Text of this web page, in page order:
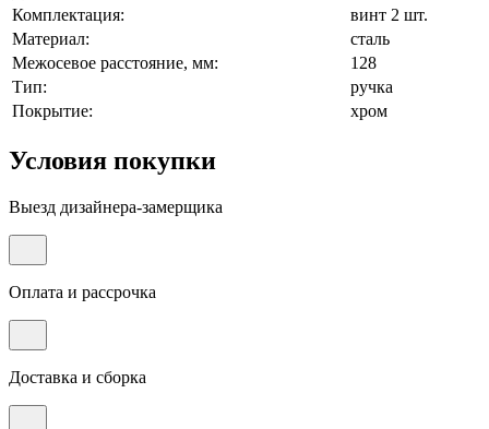
Комплектация:
винт 2 шт.
Материал:
сталь
Межосевое расстояние, мм:
128
Тип:
ручка
Покрытие:
хром
Условия покупки
Выезд дизайнера-замерщика
Оплата и рассрочка
Доставка и сборка